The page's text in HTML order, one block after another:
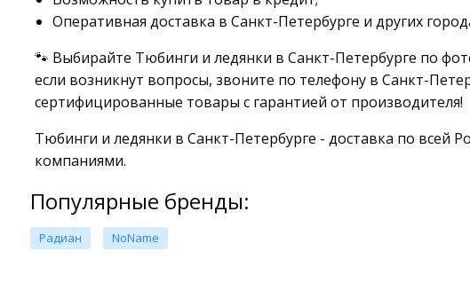
Оперативная доставка в Санкт-Петербурге и других
🐾 Выбирайте Тюбинги и ледянки в Санкт-Петербурге по
если возникнут вопросы, звоните по телефону в Санкт-
сертифицированные товары с гарантией от производителя!
Тюбинги и ледянки в Санкт-Петербурге - доставка по всей
компаниями.
Популярные бренды:
Радиан NoName
Мотоблоки
Пылесосы садовые